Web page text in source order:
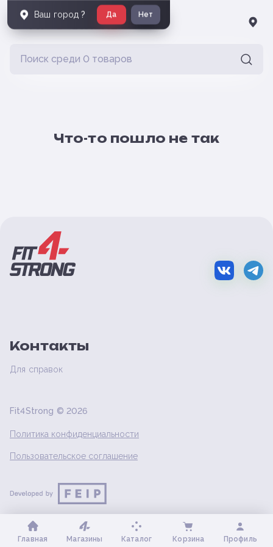
Что-то пошло не так
Контакты
Для справок
Fit4Strong © 2026
Политика конфиденциальности
Пользовательское соглашение
Главная Магазины Каталог Корзина Профиль
Ваш город ? Да Нет